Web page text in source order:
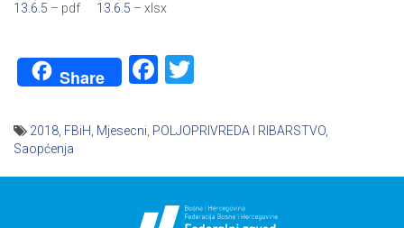
13.6.5 – pdf 13.6.5 – xlsx
Share Facebook
2018 FBiH Mjesecni POLJOPRIVREDA I RIBARSTVO
Saopćenja